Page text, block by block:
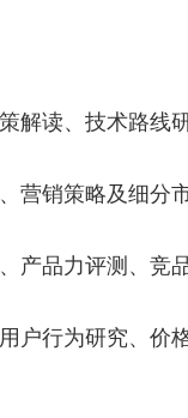
解读、技术路线
营销策略及细分
产品力评测、竞
户行为研究、价